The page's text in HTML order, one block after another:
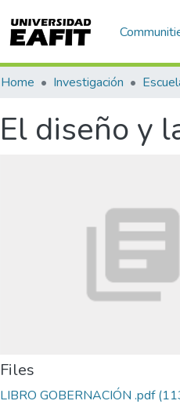
Home Investigación
El diseño y
Files
LIBRO GOBERNACIÓN .pdf